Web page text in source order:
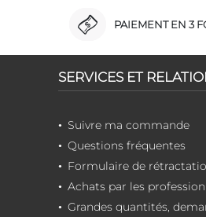
PAIEMENT EN 3
SERVICES ET
Suivre ma commande
Questions fréquentes
Formulaire de
Achats par les
Grandes quantités,